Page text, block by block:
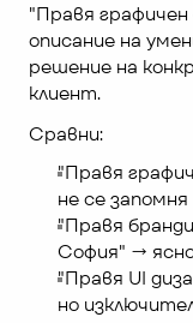
"Правя графичен
описание на
решение на
клиент.
Сравни:
"Правя
не се запомня
"Правя
София" →
"Правя UI
но